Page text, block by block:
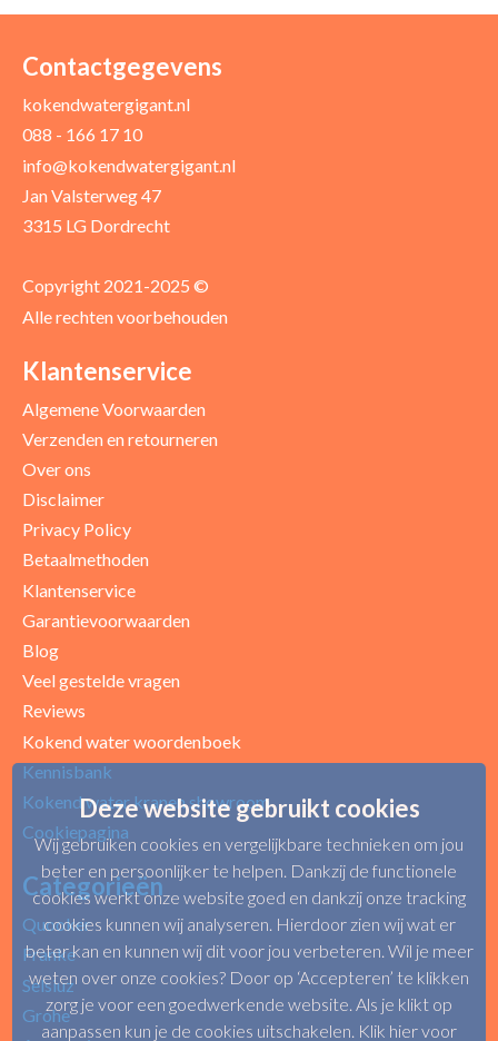
Uw naam *
Uw recensie *
Uw beoordeling
Contactgegevens
kokendwatergigant.nl
088 - 166 17 10
info@kokendwatergigant.nl
Jan Valsterweg 47
3315 LG Dordrecht
Copyright 2021-2025 ©
Alle rechten voorbehouden
Klantenservice
Algemene Voorwaarden
Verzenden en retourneren
Over ons
Disclaimer
Privacy Policy
Betaalmethoden
Klantenservice
Garantievoorwaarden
Blog
Veel gestelde vragen
Reviews
Kokend water woordenboek
Kennisbank
Kokend water kranen showroom
Cookiepagina
Categorieën
Quooker
Franke
Selsiuz
Grohe
Deze website gebruikt cookies
Wij gebruiken cookies en vergelijkbare technieken om jou
beter en persoonlijker te helpen. Dankzij de functionele
cookies werkt onze website goed en dankzij onze tracking
cookies kunnen wij analyseren. Hierdoor zien wij wat er
beter kan en kunnen wij dit voor jou verbeteren. Wil je meer
weten over onze cookies? Door op ‘Accepteren’ te klikken
zorg je voor een goedwerkende website. Als je klikt op
aanpassen kun je de cookies uitschakelen. Klik hier voor